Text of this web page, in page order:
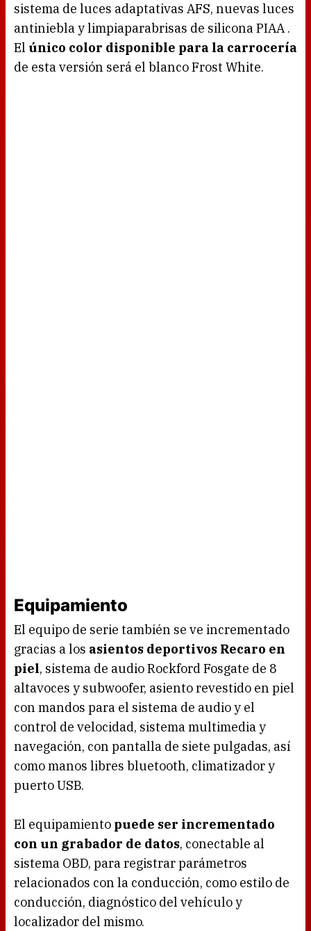
sistema de luces adaptativas AFS, nuevas luces
antiniebla y limpiaparabrisas de silicona PIAA .
El único color disponible para la carrocería
de esta versión será el blanco Frost White.
Equipamiento
El equipo de serie también se ve incrementado
gracias a los asientos deportivos Recaro en
piel, sistema de audio Rockford Fosgate de 8
altavoces y subwoofer, asiento revestido en piel
con mandos para el sistema de audio y el
control de velocidad, sistema multimedia y
navegación, con pantalla de siete pulgadas, así
como manos libres bluetooth, climatizador y
puerto USB.
El equipamiento puede ser incrementado
con un grabador de datos, conectable al
sistema OBD, para registrar parámetros
relacionados con la conducción, como estilo de
conducción, diagnóstico del vehículo y
localizador del mismo.